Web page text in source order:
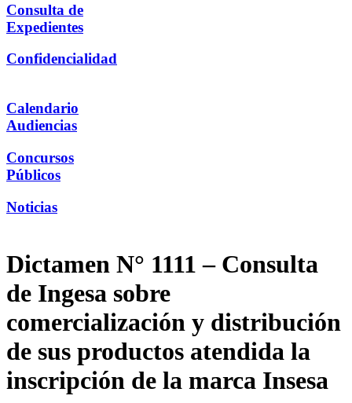
Consulta de
Expedientes
Confidencialidad
Calendario
Audiencias
Concursos
Públicos
Noticias
Dictamen N° 1111 – Consulta
de Ingesa sobre
comercialización y distribución
de sus productos atendida la
inscripción de la marca Insesa